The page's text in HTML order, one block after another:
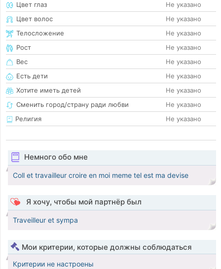
Цвет глаз
Не указано
Цвет волос
Не указано
Телосложение
Не указано
Рост
Не указано
Вес
Не указано
Есть дети
Не указано
Хотите иметь детей
Не указано
Сменить город/страну ради любви
Не указано
Религия
Не указано
Немного обо мне
Coll et travailleur croire en moi meme tel est ma devise
Я хочу, чтобы мой партнёр был
Traveilleur et sympa
Мои критерии, которые должны соблюдаться
Критерии не настроены